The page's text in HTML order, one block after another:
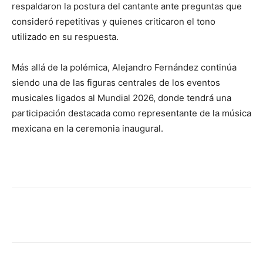
respaldaron la postura del cantante ante preguntas que
consideró repetitivas y quienes criticaron el tono
utilizado en su respuesta.
Más allá de la polémica, Alejandro Fernández continúa
siendo una de las figuras centrales de los eventos
musicales ligados al Mundial 2026, donde tendrá una
participación destacada como representante de la música
mexicana en la ceremonia inaugural.